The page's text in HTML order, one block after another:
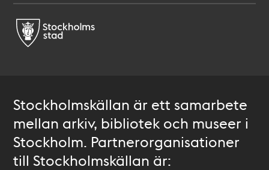
Stockholmskällan är ett samarbete
mellan arkiv, bibliotek och museer i
Stockholm. Partnerorganisationer
till Stockholmskällan är: